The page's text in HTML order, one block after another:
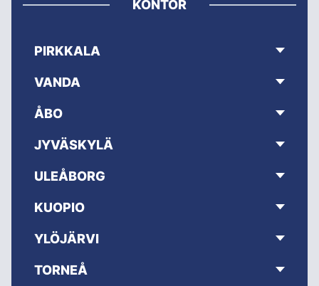
KONTOR
PIRKKALA
VANDA
ÅBO
JYVÄSKYLÄ
ULEÅBORG
KUOPIO
YLÖJÄRVI
TORNEÅ